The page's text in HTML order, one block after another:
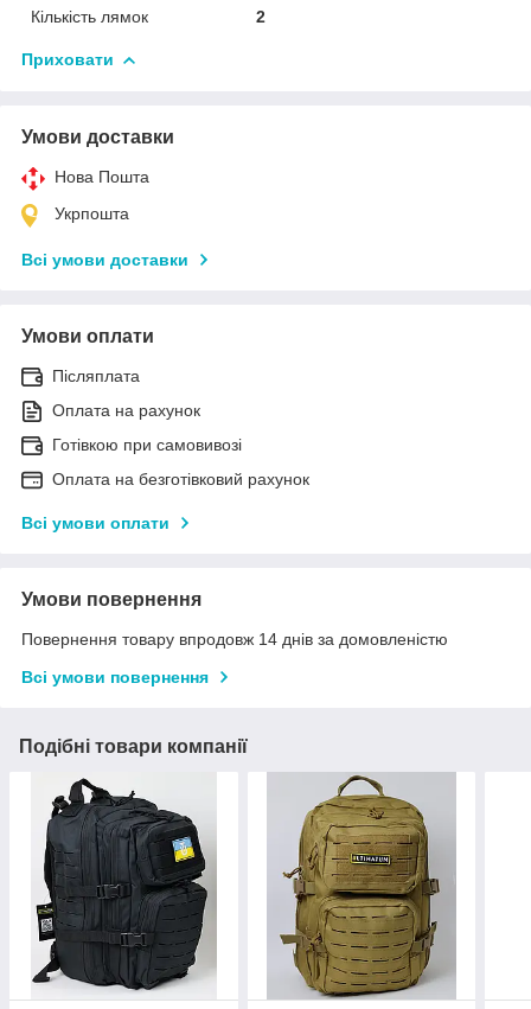
Кількість лямок
2
Приховати
Умови доставки
Нова Пошта
Укрпошта
Всі умови доставки
Умови оплати
Післяплата
Оплата на рахунок
Готівкою при самовивозі
Оплата на безготівковий рахунок
Всі умови оплати
Умови повернення
Повернення товару впродовж 14 днів за домовленістю
Всі умови повернення
Подібні товари компанії